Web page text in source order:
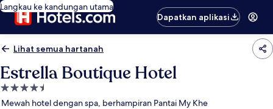
Langkau ke kandungan utama
Dapatkan aplikasi
Lihat semua hartanah
Estrella Boutique Hotel
Hartanah
4.5
Mewah hotel dengan spa, berhampiran Pantai My Khe